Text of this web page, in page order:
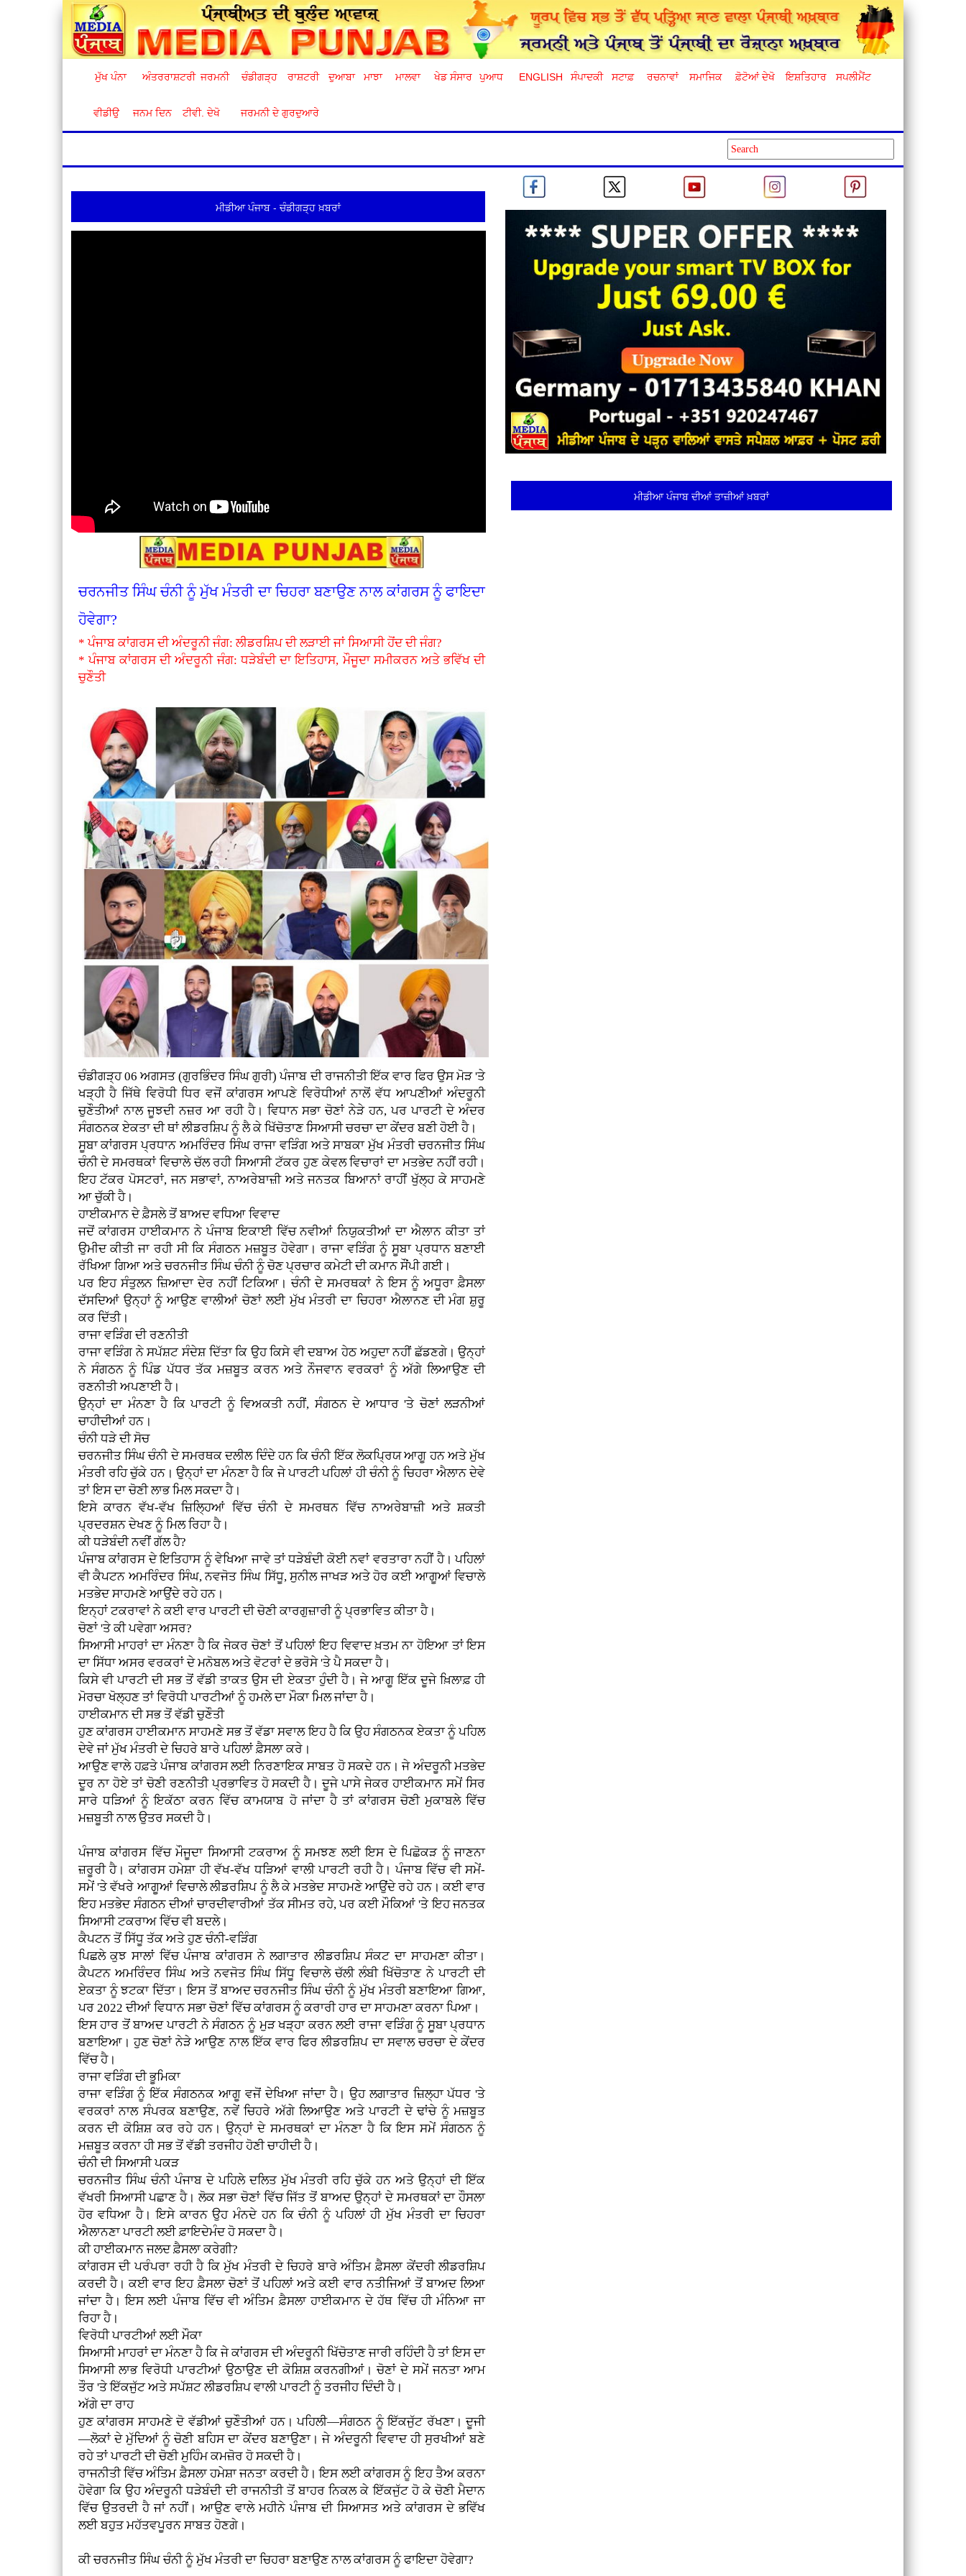
ਮੁੱਖ ਪੰਨਾ ਅੰਤਰਰਾਸ਼ਟਰੀ ਜਰਮਨੀ ਚੰਡੀਗੜ੍ਹ ਰਾਸ਼ਟਰੀ ਦੁਆਬਾ ਮਾਝਾ ਮਾਲਵਾ ਖੇਡ ਸੰਸਾਰ ਪੁਆਧ ENGLISH ਸੰਪਾਦਕੀ ਸਟਾਫ਼ ਰਚਨਾਵਾਂ ਸਮਾਜਿਕ ਫ਼ੋਟੋਆਂ ਦੇਖੋ ਇਸ਼ਤਿਹਾਰ ਸਪਲੀਮੈਂਟ
ਵੀਡੀਉ ਜਨਮ ਦਿਨ ਟੀਵੀ. ਦੇਖੋ ਜਰਮਨੀ ਦੇ ਗੁਰਦੁਆਰੇ
ਮੀਡੀਆ ਪੰਜਾਬ - ਚੰਡੀਗੜ੍ਹ ਖ਼ਬਰਾਂ
ਚਰਨਜੀਤ ਸਿੰਘ ਚੰਨੀ ਨੂੰ ਮੁੱਖ ਮੰਤਰੀ ਦਾ ਚਿਹਰਾ ਬਣਾਉਣ ਨਾਲ ਕਾਂਗਰਸ ਨੂੰ ਫਾਇਦਾ
ਹੋਵੇਗਾ?
* ਪੰਜਾਬ ਕਾਂਗਰਸ ਦੀ ਅੰਦਰੂਨੀ ਜੰਗ: ਲੀਡਰਸ਼ਿਪ ਦੀ ਲੜਾਈ ਜਾਂ ਸਿਆਸੀ ਹੋਂਦ ਦੀ ਜੰਗ?
* ਪੰਜਾਬ ਕਾਂਗਰਸ ਦੀ ਅੰਦਰੂਨੀ ਜੰਗ: ਧੜੇਬੰਦੀ ਦਾ ਇਤਿਹਾਸ, ਮੌਜੂਦਾ ਸਮੀਕਰਨ ਅਤੇ ਭਵਿੱਖ ਦੀ
ਚੁਣੌਤੀ
ਚੰਡੀਗੜ੍ਹ 06 ਅਗਸਤ (ਗੁਰਭਿੰਦਰ ਸਿੰਘ ਗੁਰੀ)ਪੰਜਾਬ ਦੀ ਰਾਜਨੀਤੀ ਇੱਕ ਵਾਰ ਫਿਰ ਉਸ ਮੋੜ 'ਤੇ
ਖੜ੍ਹੀ ਹੈ ਜਿੱਥੇ ਵਿਰੋਧੀ ਧਿਰ ਵਜੋਂ ਕਾਂਗਰਸ ਆਪਣੇ ਵਿਰੋਧੀਆਂ ਨਾਲੋਂ ਵੱਧ ਆਪਣੀਆਂ ਅੰਦਰੂਨੀ
ਚੁਣੌਤੀਆਂ ਨਾਲ ਜੂਝਦੀ ਨਜ਼ਰ ਆ ਰਹੀ ਹੈ। ਵਿਧਾਨ ਸਭਾ ਚੋਣਾਂ ਨੇੜੇ ਹਨ, ਪਰ ਪਾਰਟੀ ਦੇ ਅੰਦਰ
ਸੰਗਠਨਕ ਏਕਤਾ ਦੀ ਥਾਂ ਲੀਡਰਸ਼ਿਪ ਨੂੰ ਲੈ ਕੇ ਖਿੱਚੋਤਾਣ ਸਿਆਸੀ ਚਰਚਾ ਦਾ ਕੇਂਦਰ ਬਣੀ ਹੋਈ ਹੈ।
ਸੂਬਾ ਕਾਂਗਰਸ ਪ੍ਰਧਾਨ ਅਮਰਿੰਦਰ ਸਿੰਘ ਰਾਜਾ ਵੜਿੰਗ ਅਤੇ ਸਾਬਕਾ ਮੁੱਖ ਮੰਤਰੀ ਚਰਨਜੀਤ ਸਿੰਘ
ਚੰਨੀ ਦੇ ਸਮਰਥਕਾਂ ਵਿਚਾਲੇ ਚੱਲ ਰਹੀ ਸਿਆਸੀ ਟੱਕਰ ਹੁਣ ਕੇਵਲ ਵਿਚਾਰਾਂ ਦਾ ਮਤਭੇਦ ਨਹੀਂ ਰਹੀ।
ਇਹ ਟੱਕਰ ਪੋਸਟਰਾਂ, ਜਨ ਸਭਾਵਾਂ, ਨਾਅਰੇਬਾਜ਼ੀ ਅਤੇ ਜਨਤਕ ਬਿਆਨਾਂ ਰਾਹੀਂ ਖੁੱਲ੍ਹ ਕੇ ਸਾਹਮਣੇ
ਆ ਚੁੱਕੀ ਹੈ।
ਹਾਈਕਮਾਨ ਦੇ ਫ਼ੈਸਲੇ ਤੋਂ ਬਾਅਦ ਵਧਿਆ ਵਿਵਾਦ
ਜਦੋਂ ਕਾਂਗਰਸ ਹਾਈਕਮਾਨ ਨੇ ਪੰਜਾਬ ਇਕਾਈ ਵਿੱਚ ਨਵੀਆਂ ਨਿਯੁਕਤੀਆਂ ਦਾ ਐਲਾਨ ਕੀਤਾ ਤਾਂ
ਉਮੀਦ ਕੀਤੀ ਜਾ ਰਹੀ ਸੀ ਕਿ ਸੰਗਠਨ ਮਜ਼ਬੂਤ ਹੋਵੇਗਾ। ਰਾਜਾ ਵੜਿੰਗ ਨੂੰ ਸੂਬਾ ਪ੍ਰਧਾਨ ਬਣਾਈ
ਰੱਖਿਆ ਗਿਆ ਅਤੇ ਚਰਨਜੀਤ ਸਿੰਘ ਚੰਨੀ ਨੂੰ ਚੋਣ ਪ੍ਰਚਾਰ ਕਮੇਟੀ ਦੀ ਕਮਾਨ ਸੌਂਪੀ ਗਈ।
ਪਰ ਇਹ ਸੰਤੁਲਨ ਜ਼ਿਆਦਾ ਦੇਰ ਨਹੀਂ ਟਿਕਿਆ। ਚੰਨੀ ਦੇ ਸਮਰਥਕਾਂ ਨੇ ਇਸ ਨੂੰ ਅਧੂਰਾ ਫ਼ੈਸਲਾ
ਦੱਸਦਿਆਂ ਉਨ੍ਹਾਂ ਨੂੰ ਆਉਣ ਵਾਲੀਆਂ ਚੋਣਾਂ ਲਈ ਮੁੱਖ ਮੰਤਰੀ ਦਾ ਚਿਹਰਾ ਐਲਾਨਣ ਦੀ ਮੰਗ ਸ਼ੁਰੂ
ਕਰ ਦਿੱਤੀ।
ਰਾਜਾ ਵੜਿੰਗ ਦੀ ਰਣਨੀਤੀ
ਰਾਜਾ ਵੜਿੰਗ ਨੇ ਸਪੱਸ਼ਟ ਸੰਦੇਸ਼ ਦਿੱਤਾ ਕਿ ਉਹ ਕਿਸੇ ਵੀ ਦਬਾਅ ਹੇਠ ਅਹੁਦਾ ਨਹੀਂ ਛੱਡਣਗੇ। ਉਨ੍ਹਾਂ
ਨੇ ਸੰਗਠਨ ਨੂੰ ਪਿੰਡ ਪੱਧਰ ਤੱਕ ਮਜ਼ਬੂਤ ਕਰਨ ਅਤੇ ਨੌਜਵਾਨ ਵਰਕਰਾਂ ਨੂੰ ਅੱਗੇ ਲਿਆਉਣ ਦੀ
ਰਣਨੀਤੀ ਅਪਣਾਈ ਹੈ।
ਉਨ੍ਹਾਂ ਦਾ ਮੰਨਣਾ ਹੈ ਕਿ ਪਾਰਟੀ ਨੂੰ ਵਿਅਕਤੀ ਨਹੀਂ, ਸੰਗਠਨ ਦੇ ਆਧਾਰ 'ਤੇ ਚੋਣਾਂ ਲੜਨੀਆਂ
ਚਾਹੀਦੀਆਂ ਹਨ।
ਚੰਨੀ ਧੜੇ ਦੀ ਸੋਚ
ਚਰਨਜੀਤ ਸਿੰਘ ਚੰਨੀ ਦੇ ਸਮਰਥਕ ਦਲੀਲ ਦਿੰਦੇ ਹਨ ਕਿ ਚੰਨੀ ਇੱਕ ਲੋਕਪ੍ਰਿਯ ਆਗੂ ਹਨ ਅਤੇ ਮੁੱਖ
ਮੰਤਰੀ ਰਹਿ ਚੁੱਕੇ ਹਨ। ਉਨ੍ਹਾਂ ਦਾ ਮੰਨਣਾ ਹੈ ਕਿ ਜੇ ਪਾਰਟੀ ਪਹਿਲਾਂ ਹੀ ਚੰਨੀ ਨੂੰ ਚਿਹਰਾ ਐਲਾਨ ਦੇਵੇ
ਤਾਂ ਇਸ ਦਾ ਚੋਣੀ ਲਾਭ ਮਿਲ ਸਕਦਾ ਹੈ।
ਇਸੇ ਕਾਰਨ ਵੱਖ-ਵੱਖ ਜ਼ਿਲ੍ਹਿਆਂ ਵਿੱਚ ਚੰਨੀ ਦੇ ਸਮਰਥਨ ਵਿੱਚ ਨਾਅਰੇਬਾਜ਼ੀ ਅਤੇ ਸ਼ਕਤੀ
ਪ੍ਰਦਰਸ਼ਨ ਦੇਖਣ ਨੂੰ ਮਿਲ ਰਿਹਾ ਹੈ।
ਕੀ ਧੜੇਬੰਦੀ ਨਵੀਂ ਗੱਲ ਹੈ?
ਪੰਜਾਬ ਕਾਂਗਰਸ ਦੇ ਇਤਿਹਾਸ ਨੂੰ ਵੇਖਿਆ ਜਾਵੇ ਤਾਂ ਧੜੇਬੰਦੀ ਕੋਈ ਨਵਾਂ ਵਰਤਾਰਾ ਨਹੀਂ ਹੈ। ਪਹਿਲਾਂ
ਵੀ ਕੈਪਟਨ ਅਮਰਿੰਦਰ ਸਿੰਘ, ਨਵਜੋਤ ਸਿੰਘ ਸਿੱਧੂ, ਸੁਨੀਲ ਜਾਖੜ ਅਤੇ ਹੋਰ ਕਈ ਆਗੂਆਂ ਵਿਚਾਲੇ
ਮਤਭੇਦ ਸਾਹਮਣੇ ਆਉਂਦੇ ਰਹੇ ਹਨ।
ਇਨ੍ਹਾਂ ਟਕਰਾਵਾਂ ਨੇ ਕਈ ਵਾਰ ਪਾਰਟੀ ਦੀ ਚੋਣੀ ਕਾਰਗੁਜ਼ਾਰੀ ਨੂੰ ਪ੍ਰਭਾਵਿਤ ਕੀਤਾ ਹੈ।
ਚੋਣਾਂ 'ਤੇ ਕੀ ਪਵੇਗਾ ਅਸਰ?
ਸਿਆਸੀ ਮਾਹਰਾਂ ਦਾ ਮੰਨਣਾ ਹੈ ਕਿ ਜੇਕਰ ਚੋਣਾਂ ਤੋਂ ਪਹਿਲਾਂ ਇਹ ਵਿਵਾਦ ਖ਼ਤਮ ਨਾ ਹੋਇਆ ਤਾਂ ਇਸ
ਦਾ ਸਿੱਧਾ ਅਸਰ ਵਰਕਰਾਂ ਦੇ ਮਨੋਬਲ ਅਤੇ ਵੋਟਰਾਂ ਦੇ ਭਰੋਸੇ 'ਤੇ ਪੈ ਸਕਦਾ ਹੈ।
ਕਿਸੇ ਵੀ ਪਾਰਟੀ ਦੀ ਸਭ ਤੋਂ ਵੱਡੀ ਤਾਕਤ ਉਸ ਦੀ ਏਕਤਾ ਹੁੰਦੀ ਹੈ। ਜੇ ਆਗੂ ਇੱਕ ਦੂਜੇ ਖ਼ਿਲਾਫ਼ ਹੀ
ਮੋਰਚਾ ਖੋਲ੍ਹਣ ਤਾਂ ਵਿਰੋਧੀ ਪਾਰਟੀਆਂ ਨੂੰ ਹਮਲੇ ਦਾ ਮੌਕਾ ਮਿਲ ਜਾਂਦਾ ਹੈ।
ਹਾਈਕਮਾਨ ਦੀ ਸਭ ਤੋਂ ਵੱਡੀ ਚੁਣੌਤੀ
ਹੁਣ ਕਾਂਗਰਸ ਹਾਈਕਮਾਨ ਸਾਹਮਣੇ ਸਭ ਤੋਂ ਵੱਡਾ ਸਵਾਲ ਇਹ ਹੈ ਕਿ ਉਹ ਸੰਗਠਨਕ ਏਕਤਾ ਨੂੰ ਪਹਿਲ
ਦੇਵੇ ਜਾਂ ਮੁੱਖ ਮੰਤਰੀ ਦੇ ਚਿਹਰੇ ਬਾਰੇ ਪਹਿਲਾਂ ਫ਼ੈਸਲਾ ਕਰੇ।
ਆਉਣ ਵਾਲੇ ਹਫ਼ਤੇ ਪੰਜਾਬ ਕਾਂਗਰਸ ਲਈ ਨਿਰਣਾਇਕ ਸਾਬਤ ਹੋ ਸਕਦੇ ਹਨ। ਜੇ ਅੰਦਰੂਨੀ ਮਤਭੇਦ
ਦੂਰ ਨਾ ਹੋਏ ਤਾਂ ਚੋਣੀ ਰਣਨੀਤੀ ਪ੍ਰਭਾਵਿਤ ਹੋ ਸਕਦੀ ਹੈ। ਦੂਜੇ ਪਾਸੇ ਜੇਕਰ ਹਾਈਕਮਾਨ ਸਮੇਂ ਸਿਰ
ਸਾਰੇ ਧੜਿਆਂ ਨੂੰ ਇਕੱਠਾ ਕਰਨ ਵਿੱਚ ਕਾਮਯਾਬ ਹੋ ਜਾਂਦਾ ਹੈ ਤਾਂ ਕਾਂਗਰਸ ਚੋਣੀ ਮੁਕਾਬਲੇ ਵਿੱਚ
ਮਜ਼ਬੂਤੀ ਨਾਲ ਉਤਰ ਸਕਦੀ ਹੈ।
ਪੰਜਾਬ ਕਾਂਗਰਸ ਵਿੱਚ ਮੌਜੂਦਾ ਸਿਆਸੀ ਟਕਰਾਅ ਨੂੰ ਸਮਝਣ ਲਈ ਇਸ ਦੇ ਪਿਛੋਕੜ ਨੂੰ ਜਾਣਨਾ
ਜ਼ਰੂਰੀ ਹੈ। ਕਾਂਗਰਸ ਹਮੇਸ਼ਾ ਹੀ ਵੱਖ-ਵੱਖ ਧੜਿਆਂ ਵਾਲੀ ਪਾਰਟੀ ਰਹੀ ਹੈ। ਪੰਜਾਬ ਵਿੱਚ ਵੀ ਸਮੇਂ-
ਸਮੇਂ 'ਤੇ ਵੱਖਰੇ ਆਗੂਆਂ ਵਿਚਾਲੇ ਲੀਡਰਸ਼ਿਪ ਨੂੰ ਲੈ ਕੇ ਮਤਭੇਦ ਸਾਹਮਣੇ ਆਉਂਦੇ ਰਹੇ ਹਨ। ਕਈ ਵਾਰ
ਇਹ ਮਤਭੇਦ ਸੰਗਠਨ ਦੀਆਂ ਚਾਰਦੀਵਾਰੀਆਂ ਤੱਕ ਸੀਮਤ ਰਹੇ, ਪਰ ਕਈ ਮੌਕਿਆਂ 'ਤੇ ਇਹ ਜਨਤਕ
ਸਿਆਸੀ ਟਕਰਾਅ ਵਿੱਚ ਵੀ ਬਦਲੇ।
ਕੈਪਟਨ ਤੋਂ ਸਿੱਧੂ ਤੱਕ ਅਤੇ ਹੁਣ ਚੰਨੀ-ਵੜਿੰਗ
ਪਿਛਲੇ ਕੁਝ ਸਾਲਾਂ ਵਿੱਚ ਪੰਜਾਬ ਕਾਂਗਰਸ ਨੇ ਲਗਾਤਾਰ ਲੀਡਰਸ਼ਿਪ ਸੰਕਟ ਦਾ ਸਾਹਮਣਾ ਕੀਤਾ।
ਕੈਪਟਨ ਅਮਰਿੰਦਰ ਸਿੰਘ ਅਤੇ ਨਵਜੋਤ ਸਿੰਘ ਸਿੱਧੂ ਵਿਚਾਲੇ ਚੱਲੀ ਲੰਬੀ ਖਿੱਚੋਤਾਣ ਨੇ ਪਾਰਟੀ ਦੀ
ਏਕਤਾ ਨੂੰ ਝਟਕਾ ਦਿੱਤਾ। ਇਸ ਤੋਂ ਬਾਅਦ ਚਰਨਜੀਤ ਸਿੰਘ ਚੰਨੀ ਨੂੰ ਮੁੱਖ ਮੰਤਰੀ ਬਣਾਇਆ ਗਿਆ,
ਪਰ 2022 ਦੀਆਂ ਵਿਧਾਨ ਸਭਾ ਚੋਣਾਂ ਵਿੱਚ ਕਾਂਗਰਸ ਨੂੰ ਕਰਾਰੀ ਹਾਰ ਦਾ ਸਾਹਮਣਾ ਕਰਨਾ ਪਿਆ।
ਇਸ ਹਾਰ ਤੋਂ ਬਾਅਦ ਪਾਰਟੀ ਨੇ ਸੰਗਠਨ ਨੂੰ ਮੁੜ ਖੜ੍ਹਾ ਕਰਨ ਲਈ ਰਾਜਾ ਵੜਿੰਗ ਨੂੰ ਸੂਬਾ ਪ੍ਰਧਾਨ
ਬਣਾਇਆ। ਹੁਣ ਚੋਣਾਂ ਨੇੜੇ ਆਉਣ ਨਾਲ ਇੱਕ ਵਾਰ ਫਿਰ ਲੀਡਰਸ਼ਿਪ ਦਾ ਸਵਾਲ ਚਰਚਾ ਦੇ ਕੇਂਦਰ
ਵਿੱਚ ਹੈ।
ਰਾਜਾ ਵੜਿੰਗ ਦੀ ਭੂਮਿਕਾ
ਰਾਜਾ ਵੜਿੰਗ ਨੂੰ ਇੱਕ ਸੰਗਠਨਕ ਆਗੂ ਵਜੋਂ ਦੇਖਿਆ ਜਾਂਦਾ ਹੈ। ਉਹ ਲਗਾਤਾਰ ਜ਼ਿਲ੍ਹਾ ਪੱਧਰ 'ਤੇ
ਵਰਕਰਾਂ ਨਾਲ ਸੰਪਰਕ ਬਣਾਉਣ, ਨਵੇਂ ਚਿਹਰੇ ਅੱਗੇ ਲਿਆਉਣ ਅਤੇ ਪਾਰਟੀ ਦੇ ਢਾਂਚੇ ਨੂੰ ਮਜ਼ਬੂਤ
ਕਰਨ ਦੀ ਕੋਸ਼ਿਸ਼ ਕਰ ਰਹੇ ਹਨ। ਉਨ੍ਹਾਂ ਦੇ ਸਮਰਥਕਾਂ ਦਾ ਮੰਨਣਾ ਹੈ ਕਿ ਇਸ ਸਮੇਂ ਸੰਗਠਨ ਨੂੰ
ਮਜ਼ਬੂਤ ਕਰਨਾ ਹੀ ਸਭ ਤੋਂ ਵੱਡੀ ਤਰਜੀਹ ਹੋਣੀ ਚਾਹੀਦੀ ਹੈ।
ਚੰਨੀ ਦੀ ਸਿਆਸੀ ਪਕੜ
ਚਰਨਜੀਤ ਸਿੰਘ ਚੰਨੀ ਪੰਜਾਬ ਦੇ ਪਹਿਲੇ ਦਲਿਤ ਮੁੱਖ ਮੰਤਰੀ ਰਹਿ ਚੁੱਕੇ ਹਨ ਅਤੇ ਉਨ੍ਹਾਂ ਦੀ ਇੱਕ
ਵੱਖਰੀ ਸਿਆਸੀ ਪਛਾਣ ਹੈ। ਲੋਕ ਸਭਾ ਚੋਣਾਂ ਵਿੱਚ ਜਿੱਤ ਤੋਂ ਬਾਅਦ ਉਨ੍ਹਾਂ ਦੇ ਸਮਰਥਕਾਂ ਦਾ ਹੌਸਲਾ
ਹੋਰ ਵਧਿਆ ਹੈ। ਇਸੇ ਕਾਰਨ ਉਹ ਮੰਨਦੇ ਹਨ ਕਿ ਚੰਨੀ ਨੂੰ ਪਹਿਲਾਂ ਹੀ ਮੁੱਖ ਮੰਤਰੀ ਦਾ ਚਿਹਰਾ
ਐਲਾਨਣਾ ਪਾਰਟੀ ਲਈ ਫ਼ਾਇਦੇਮੰਦ ਹੋ ਸਕਦਾ ਹੈ।
ਕੀ ਹਾਈਕਮਾਨ ਜਲਦ ਫ਼ੈਸਲਾ ਕਰੇਗੀ?
ਕਾਂਗਰਸ ਦੀ ਪਰੰਪਰਾ ਰਹੀ ਹੈ ਕਿ ਮੁੱਖ ਮੰਤਰੀ ਦੇ ਚਿਹਰੇ ਬਾਰੇ ਅੰਤਿਮ ਫ਼ੈਸਲਾ ਕੇਂਦਰੀ ਲੀਡਰਸ਼ਿਪ
ਕਰਦੀ ਹੈ। ਕਈ ਵਾਰ ਇਹ ਫ਼ੈਸਲਾ ਚੋਣਾਂ ਤੋਂ ਪਹਿਲਾਂ ਅਤੇ ਕਈ ਵਾਰ ਨਤੀਜਿਆਂ ਤੋਂ ਬਾਅਦ ਲਿਆ
ਜਾਂਦਾ ਹੈ। ਇਸ ਲਈ ਪੰਜਾਬ ਵਿੱਚ ਵੀ ਅੰਤਿਮ ਫ਼ੈਸਲਾ ਹਾਈਕਮਾਨ ਦੇ ਹੱਥ ਵਿੱਚ ਹੀ ਮੰਨਿਆ ਜਾ
ਰਿਹਾ ਹੈ।
ਵਿਰੋਧੀ ਪਾਰਟੀਆਂ ਲਈ ਮੌਕਾ
ਸਿਆਸੀ ਮਾਹਰਾਂ ਦਾ ਮੰਨਣਾ ਹੈ ਕਿ ਜੇ ਕਾਂਗਰਸ ਦੀ ਅੰਦਰੂਨੀ ਖਿੱਚੋਤਾਣ ਜਾਰੀ ਰਹਿੰਦੀ ਹੈ ਤਾਂ ਇਸ ਦਾ
ਸਿਆਸੀ ਲਾਭ ਵਿਰੋਧੀ ਪਾਰਟੀਆਂ ਉਠਾਉਣ ਦੀ ਕੋਸ਼ਿਸ਼ ਕਰਨਗੀਆਂ। ਚੋਣਾਂ ਦੇ ਸਮੇਂ ਜਨਤਾ ਆਮ
ਤੌਰ 'ਤੇ ਇੱਕਜੁੱਟ ਅਤੇ ਸਪੱਸ਼ਟ ਲੀਡਰਸ਼ਿਪ ਵਾਲੀ ਪਾਰਟੀ ਨੂੰ ਤਰਜੀਹ ਦਿੰਦੀ ਹੈ।
ਅੱਗੇ ਦਾ ਰਾਹ
ਹੁਣ ਕਾਂਗਰਸ ਸਾਹਮਣੇ ਦੋ ਵੱਡੀਆਂ ਚੁਣੌਤੀਆਂ ਹਨ। ਪਹਿਲੀ—ਸੰਗਠਨ ਨੂੰ ਇੱਕਜੁੱਟ ਰੱਖਣਾ। ਦੂਜੀ
—ਲੋਕਾਂ ਦੇ ਮੁੱਦਿਆਂ ਨੂੰ ਚੋਣੀ ਬਹਿਸ ਦਾ ਕੇਂਦਰ ਬਣਾਉਣਾ। ਜੇ ਅੰਦਰੂਨੀ ਵਿਵਾਦ ਹੀ ਸੁਰਖੀਆਂ ਬਣੇ
ਰਹੇ ਤਾਂ ਪਾਰਟੀ ਦੀ ਚੋਣੀ ਮੁਹਿੰਮ ਕਮਜ਼ੋਰ ਹੋ ਸਕਦੀ ਹੈ।
ਰਾਜਨੀਤੀ ਵਿੱਚ ਅੰਤਿਮ ਫ਼ੈਸਲਾ ਹਮੇਸ਼ਾ ਜਨਤਾ ਕਰਦੀ ਹੈ। ਇਸ ਲਈ ਕਾਂਗਰਸ ਨੂੰ ਇਹ ਤੈਅ ਕਰਨਾ
ਹੋਵੇਗਾ ਕਿ ਉਹ ਅੰਦਰੂਨੀ ਧੜੇਬੰਦੀ ਦੀ ਰਾਜਨੀਤੀ ਤੋਂ ਬਾਹਰ ਨਿਕਲ ਕੇ ਇੱਕਜੁੱਟ ਹੋ ਕੇ ਚੋਣੀ ਮੈਦਾਨ
ਵਿੱਚ ਉਤਰਦੀ ਹੈ ਜਾਂ ਨਹੀਂ। ਆਉਣ ਵਾਲੇ ਮਹੀਨੇ ਪੰਜਾਬ ਦੀ ਸਿਆਸਤ ਅਤੇ ਕਾਂਗਰਸ ਦੇ ਭਵਿੱਖ
ਲਈ ਬਹੁਤ ਮਹੱਤਵਪੂਰਨ ਸਾਬਤ ਹੋਣਗੇ।
ਕੀ ਚਰਨਜੀਤ ਸਿੰਘ ਚੰਨੀ ਨੂੰ ਮੁੱਖ ਮੰਤਰੀ ਦਾ ਚਿਹਰਾ ਬਣਾਉਣ ਨਾਲ ਕਾਂਗਰਸ ਨੂੰ ਫਾਇਦਾ ਹੋਵੇਗਾ?
ਮੀਡੀਆ ਪੰਜਾਬ ਦੀਆਂ ਤਾਜ਼ੀਆਂ ਖ਼ਬਰਾਂ